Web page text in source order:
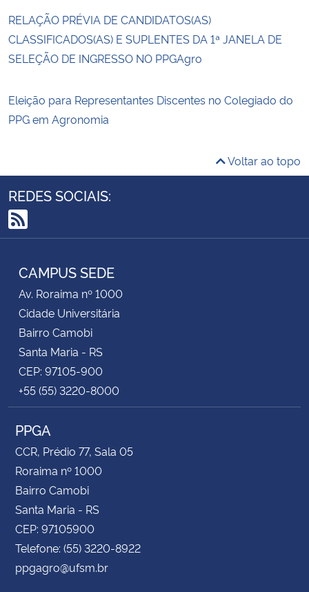
RELAÇÃO PRÉVIA DE CANDIDATOS(AS)
CLASSIFICADOS(AS) E SUPLENTES DA 1ª JANELA DE
SELEÇÃO DE INGRESSO NO PPGAgro
Eleição para Representantes Discentes no Colegiado do
PPG em Agronomia
Voltar ao topo
REDES SOCIAIS:
RSS
CAMPUS SEDE
Av. Roraima nº 1000
Cidade Universitária
Bairro Camobi
Santa Maria - RS
CEP: 97105-900
+55 (55) 3220-8000
PPGA
CCR, Prédio 77, Sala 05
Roraima nº 1000
Bairro Camobi
Santa Maria - RS
CEP: 97105900
Telefone: (55) 3220-8922
ppgagro@ufsm.br